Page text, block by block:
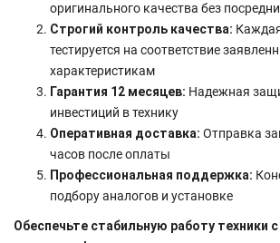
оригинального качества без
Строгий контроль качества:
тестируется на соответствие
характеристикам
Гарантия 12 месяцев: Надежная
инвестиций в технику
Оперативная доставка: Отправка
часов после оплаты
Профессиональная поддержка:
подбору аналогов и установке
Обеспечьте стабильную работу техники